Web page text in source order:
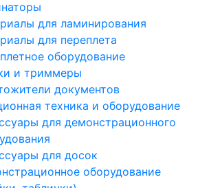
для ламинирования
для переплета
оборудование
и триммеры
документов
техника и оборудование
для демонстрационного
для досок
оборудование